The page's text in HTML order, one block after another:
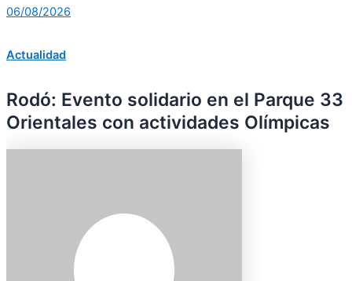
06/08/2026
Actualidad
Rodó: Evento solidario en el Parque 33
Orientales con actividades Olímpicas